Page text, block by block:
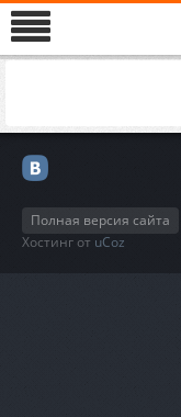
Полная версия сайта
Хостинг от uCoz